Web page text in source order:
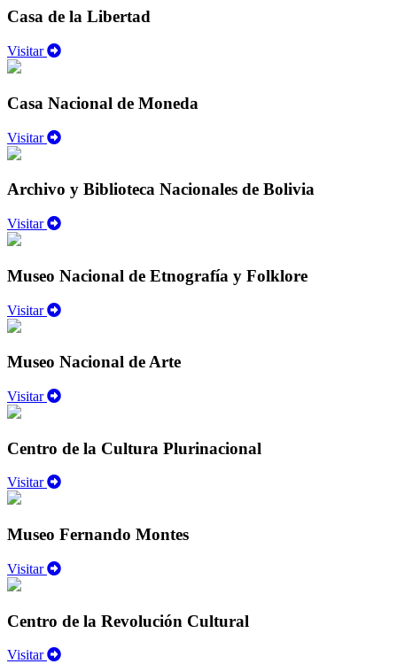
Casa de la Libertad
Visitar
Casa Nacional de Moneda
Visitar
Archivo y Biblioteca Nacionales de Bolivia
Visitar
Museo Nacional de Etnografía y Folklore
Visitar
Museo Nacional de Arte
Visitar
Centro de la Cultura Plurinacional
Visitar
Museo Fernando Montes
Visitar
Centro de la Revolución Cultural
Visitar